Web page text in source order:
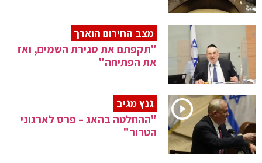
מצב החירום הוארך
"תקפתם את סגירת השמים, ואז
את הפתיחה"
גנץ מגיב
"ההחלטה בהאג – פרס לארגוני
הטרור"